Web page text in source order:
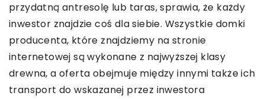
przydatną antresolę lub taras, sprawia, że każdy
inwestor znajdzie coś dla siebie. Wszystkie domki
producenta, które znajdziemy na stronie
internetowej są wykonane z najwyższej klasy
drewna, a oferta obejmuje między innymi także ich
transport do wskazanej przez inwestora